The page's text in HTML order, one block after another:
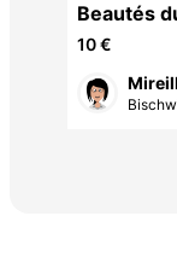
Beautés
10 €